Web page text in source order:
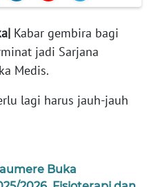
Kabar gembira bagi
jadi Sarjana
Medis.
lagi harus jauh-jauh
Buka